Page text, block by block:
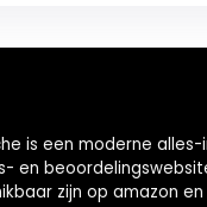
is een moderne alles-
en
zijn op amazon